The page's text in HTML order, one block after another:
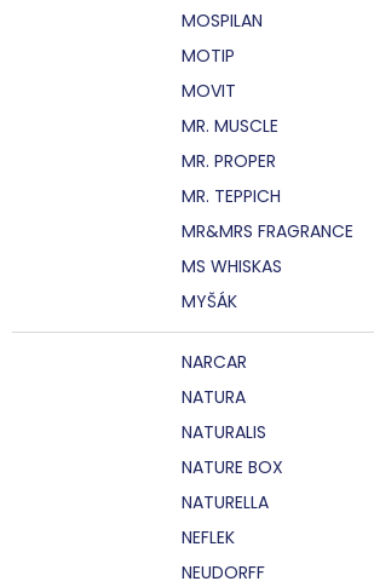
MOSPILAN
MOTIP
MOVIT
MR. MUSCLE
MR. PROPER
MR. TEPPICH
MR&MRS FRAGRANCE
MS WHISKAS
MYŠÁK
NARCAR
NATURA
NATURALIS
NATURE BOX
NATURELLA
NEFLEK
NEUDORFF